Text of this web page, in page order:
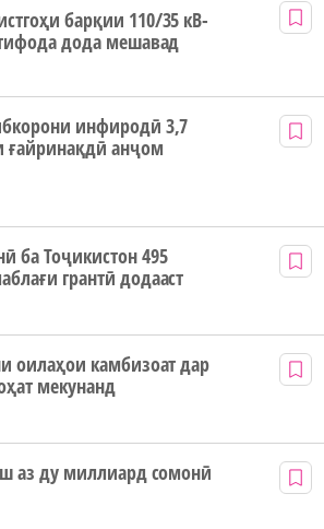
барқии 110/35 кВ-
дода мешавад
инфиродӣ 3,7
анҷом
ба Тоҷикистон 495
грантӣ додааст
оилаҳои камбизоат дар
мекунанд
аз ду миллиард сомонӣ